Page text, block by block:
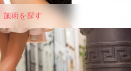
施術を探す